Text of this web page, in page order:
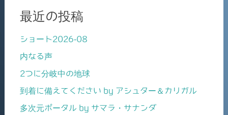
最近の投稿
ショート2026-08
内なる声
2つに分岐中の地球
到着に備えてください by アシュター＆カリガル
多次元ポータル by サマラ・サナンダ